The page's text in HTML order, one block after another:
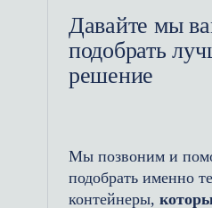
или даже
медицинских
пункты
Давайте мы
подобрать
решение
Мы позвоним и
подобрать именно
контейнеры,